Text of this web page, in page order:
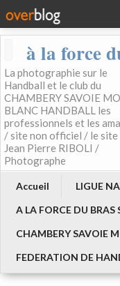
à la force
La photographie sur le
Handball et le club du
CHAMBERY SAVOIE
BLANC HANDBALL les
professionnels et les
/ site non officiel / le site
Jean Pierre RIBOLI /
Photographe
Accueil
LIGUE
A LA FORCE DU BRAS
CHAMBERY SAVOIE
FEDERATION DE